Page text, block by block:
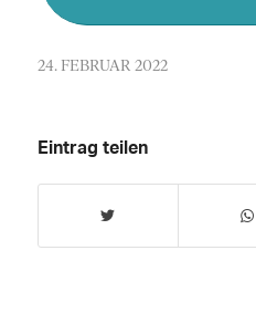
24. FEBRUAR 2022
Eintrag teilen